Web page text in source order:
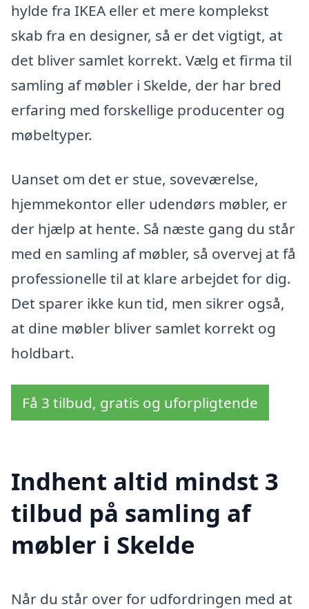
hylde fra IKEA eller et mere komplekst
skab fra en designer, så er det vigtigt, at
det bliver samlet korrekt. Vælg et firma til
samling af møbler i Skelde, der har bred
erfaring med forskellige producenter og
møbeltyper.
Uanset om det er stue, soveværelse,
hjemmekontor eller udendørs møbler, er
der hjælp at hente. Så næste gang du står
med en samling af møbler, så overvej at få
professionelle til at klare arbejdet for dig.
Det sparer ikke kun tid, men sikrer også,
at dine møbler bliver samlet korrekt og
holdbart.
Få 3 tilbud, gratis og uforpligtende
Indhent altid mindst 3
tilbud på samling af
møbler i Skelde
Når du står over for udfordringen med at